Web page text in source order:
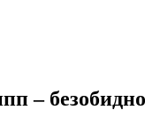
–